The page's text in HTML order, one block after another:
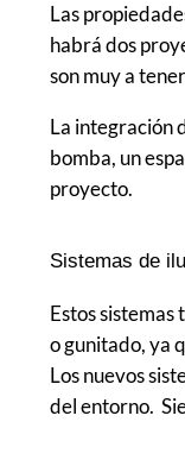
Las
habrá dos
son muy a
La integración
bomba, un
proyecto.
Sistemas de
Estos
o gunitado, ya
Los nuevos
del entorno.